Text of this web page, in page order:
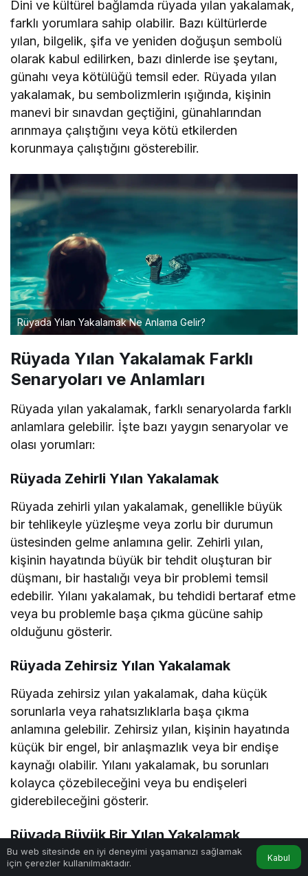
Dini ve kültürel bağlamda rüyada yılan yakalamak,
farklı yorumlara sahip olabilir. Bazı kültürlerde
yılan, bilgelik, şifa ve yeniden doğuşun sembolü
olarak kabul edilirken, bazı dinlerde ise şeytanı,
günahı veya kötülüğü temsil eder. Rüyada yılan
yakalamak, bu sembolizmlerin ışığında, kişinin
manevi bir sınavdan geçtiğini, günahlarından
arınmaya çalıştığını veya kötü etkilerden
korunmaya çalıştığını gösterebilir.
Rüyada Yılan Yakalamak Ne Anlama Gelir?
Rüyada Yılan Yakalamak Farklı
Senaryoları ve Anlamları
Rüyada yılan yakalamak, farklı senaryolarda farklı
anlamlara gelebilir. İşte bazı yaygın senaryolar ve
olası yorumları:
Rüyada Zehirli Yılan Yakalamak
Rüyada zehirli yılan yakalamak, genellikle büyük
bir tehlikeyle yüzleşme veya zorlu bir durumun
üstesinden gelme anlamına gelir. Zehirli yılan,
kişinin hayatında büyük bir tehdit oluşturan bir
düşmanı, bir hastalığı veya bir problemi temsil
edebilir. Yılanı yakalamak, bu tehdidi bertaraf etme
veya bu problemle başa çıkma gücüne sahip
olduğunu gösterir.
Rüyada Zehirsiz Yılan Yakalamak
Rüyada zehirsiz yılan yakalamak, daha küçük
sorunlarla veya rahatsızlıklarla başa çıkma
anlamına gelebilir. Zehirsiz yılan, kişinin hayatında
küçük bir engel, bir anlaşmazlık veya bir endişe
kaynağı olabilir. Yılanı yakalamak, bu sorunları
kolayca çözebileceğini veya bu endişeleri
giderebileceğini gösterir.
Rüyada Büyük Bir Yılan Yakalamak
Rüyada büyük bir yılan yakalamak, genellikle
Bu web sitesinde en iyi deneyimi yaşamanızı sağlamak
için çerezler kullanılmaktadır.
Kabul
Anasayfa Hesabım